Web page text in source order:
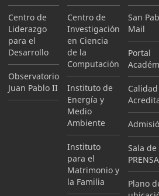
Centro de
Liderazgo
para el
Desarrollo
Observatorio
Juan Pablo II
Centro de
Investigación
en Ciencia
de la
Computación
Instituto de
Energía y
Medio
Ambiente
Instituto
para el
Matrimonio y
la Familia
San
Mail
Portal
Sala de
PRENSA
Plano